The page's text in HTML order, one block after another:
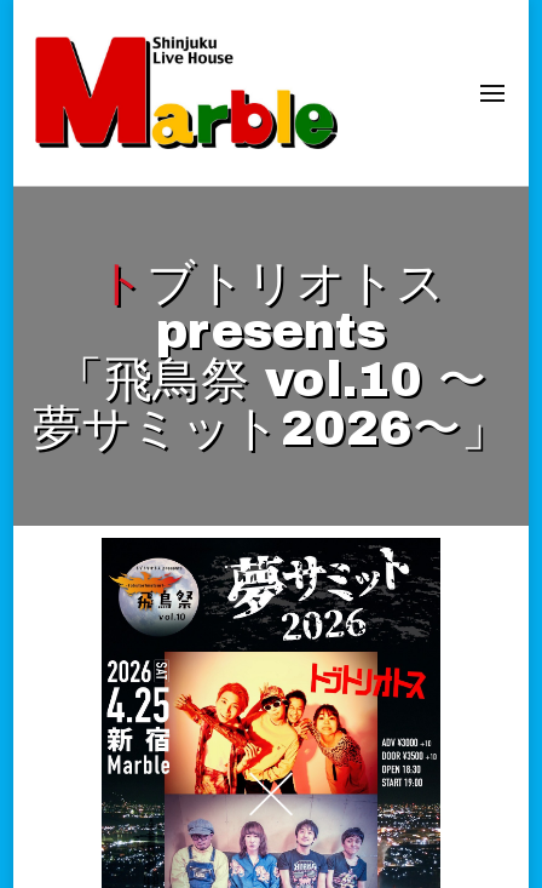
新宿Marble
official website
トブトリオトス
presents
「飛鳥祭 vol.10 〜
夢サミット2026〜」